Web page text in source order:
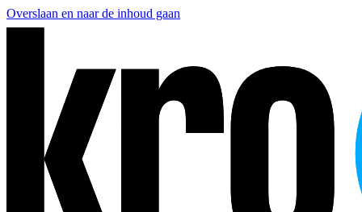
Overslaan en naar de inhoud gaan